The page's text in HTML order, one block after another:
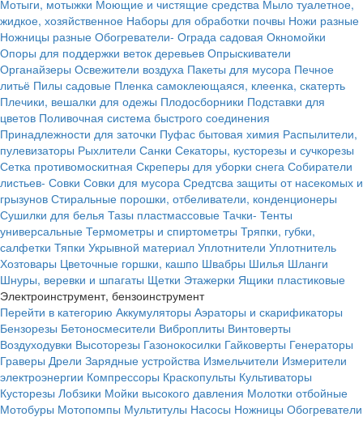
Мотыги, мотыжки Моющие и чистящие средства Мыло туалетное,
жидкое, хозяйственное Наборы для обработки почвы Ножи разные
Ножницы разные Обогреватели- Ограда садовая Окномойки
Опоры для поддержки веток деревьев Опрыскиватели
Органайзеры Освежители воздуха Пакеты для мусора Печное
литьё Пилы садовые Пленка самоклеющаяся, клеенка, скатерть
Плечики, вешалки для одежы Плодосборники Подставки для
цветов Поливочная система быстрого соединения
Принадлежности для заточки Пуфас бытовая химия Распылители,
пулевизаторы Рыхлители Санки Секаторы, кусторезы и сучкорезы
Сетка противомоскитная Скреперы для уборки снега Собиратели
листьев- Совки Совки для мусора Средтсва защиты от насекомых и
грызунов Стиральные порошки, отбеливатели, конденционеры
Сушилки для белья Тазы пластмассовые Тачки- Тенты
универсальные Термометры и спиртометры Тряпки, губки,
салфетки Тяпки Укрывной материал Уплотнители Уплотнитель
Хозтовары Цветочные горшки, кашпо Швабры Шилья Шланги
Шнуры, веревки и шпагаты Щетки Этажерки Ящики пластиковые
Электроинструмент, бензоинструмент
Перейти в категорию Аккумуляторы Аэраторы и скарификаторы
Бензорезы Бетоносмесители Виброплиты Винтоверты
Воздуходувки Высоторезы Газонокосилки Гайковерты Генераторы
Граверы Дрели Зарядные устройства Измельчители Измерители
электроэнергии Компрессоры Краскопульты Культиваторы
Кусторезы Лобзики Мойки высокого давления Молотки отбойные
Мотобуры Мотопомпы Мультитулы Насосы Ножницы Обогреватели